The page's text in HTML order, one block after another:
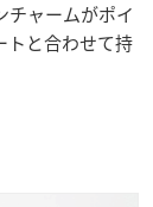
チャームがポイ
トと合わせて持